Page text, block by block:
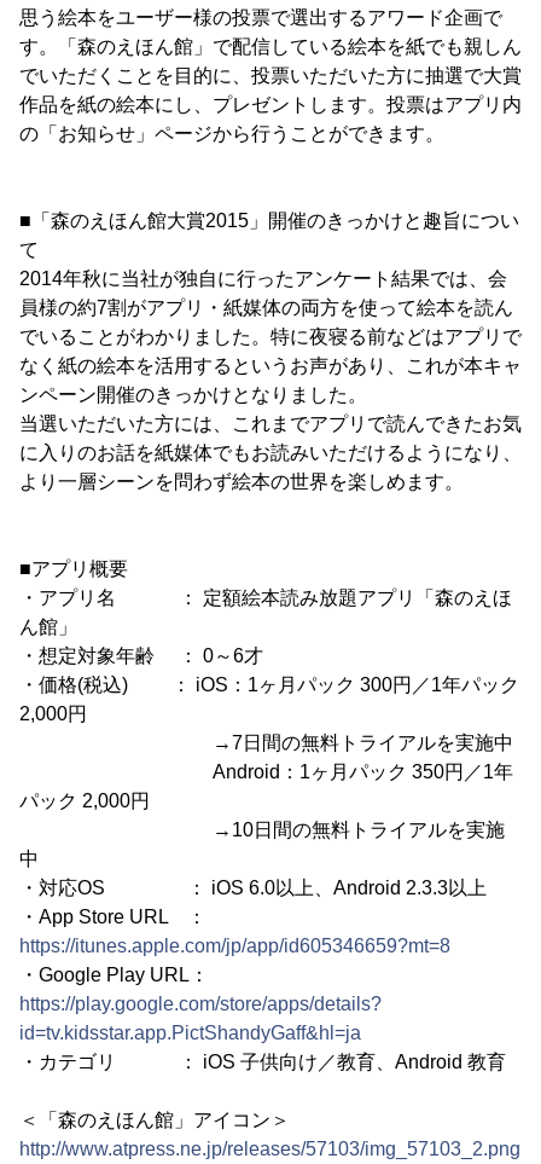
思う絵本をユーザー様の投票で選出するアワード企画で
す。「森のえほん館」で配信している絵本を紙でも親しん
でいただくことを目的に、投票いただいた方に抽選で大賞
作品を紙の絵本にし、プレゼントします。投票はアプリ内
の「お知らせ」ページから行うことができます。
■「森のえほん館大賞2015」開催のきっかけと趣旨につい
て
2014年秋に当社が独自に行ったアンケート結果では、会
員様の約7割がアプリ・紙媒体の両方を使って絵本を読ん
でいることがわかりました。特に夜寝る前などはアプリで
なく紙の絵本を活用するというお声があり、これが本キャ
ンペーン開催のきっかけとなりました。
当選いただいた方には、これまでアプリで読んできたお気
に入りのお話を紙媒体でもお読みいただけるようになり、
より一層シーンを問わず絵本の世界を楽しめます。
■アプリ概要
・アプリ名 ： 定額絵本読み放題アプリ「森のえほ
ん館」
・想定対象年齢 ： 0～6才
・価格(税込) ： iOS：1ヶ月パック 300円／1年パック
2,000円
→7日間の無料トライアルを実施中
Android：1ヶ月パック 350円／1年
パック 2,000円
→10日間の無料トライアルを実施
中
・対応OS ： iOS 6.0以上、Android 2.3.3以上
・App Store URL ：
https://itunes.apple.com/jp/app/id605346659?mt=8
・Google Play URL：
https://play.google.com/store/apps/details?
id=tv.kidsstar.app.PictShandyGaff&hl=ja
・カテゴリ ： iOS 子供向け／教育、Android 教育
＜「森のえほん館」アイコン＞
http://www.atpress.ne.jp/releases/57103/img_57103_2.png